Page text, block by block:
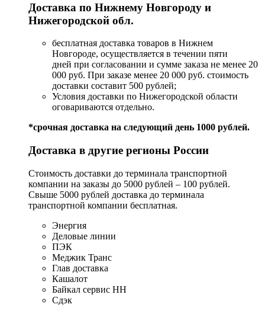
Доставка по Нижнему Новгороду и
Нижегородской обл.
бесплатная доставка товаров в Нижнем
Новгороде, осуществляется в течении пяти
дней при согласовании и сумме заказа не менее 20
000 руб. При заказе менее 20 000 руб. стоимость
доставки составит 500 рублей;
Условия доставки по Нижегородской области
оговариваются отдельно.
*срочная доставка на следующий день 1000 рублей.
Доставка в другие регионы России
Стоимость доставки до терминала транспортной
компании на заказы до 5000 рублей – 100 рублей.
Свыше 5000 рублей доставка до терминала
транспортной компании бесплатная.
Энергия
Деловые линии
ПЭК
Меджик Транс
Глав доставка
Кашалот
Байкал сервис НН
Сдэк